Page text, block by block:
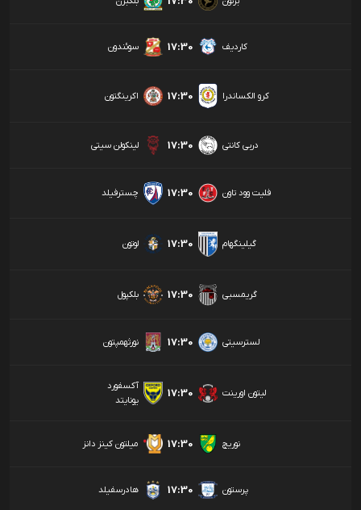
کاردیف 17:30 سوئندون
کرو الکساندرا 17:30 اکرینگتون
دربی کانتی 17:30 لینکولن سیتی
فلیت وود تاون 17:30 چسترفیلد
گیلینگهام 17:30 لوتون
گریمسبی 17:30 بلکپول
لسترسیتی 17:30 نورثهمپتون
لیتون اورینت 17:30
آکسفورد
یونایتد
نوریچ 17:30 میلتون کینز دانز
پرستون 17:30 هادرسفیلد